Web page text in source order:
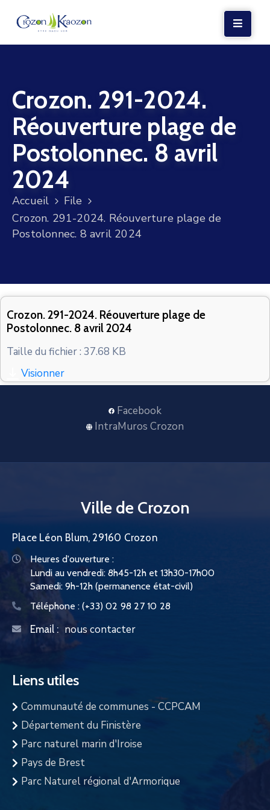
VIE
LOCALE
VIE
SOCIALE
TERRE
ET
MER
VOS
Crozon. 291-2024.
Réouverture plage de
Postolonnec. 8 avril
2024
Accueil
File
Crozon. 291-2024. Réouverture plage de
Postolonnec. 8 avril 2024
Crozon. 291-2024. Réouverture plage de
Postolonnec. 8 avril 2024
Taille du fichier : 37.68 KB
Visionner
Facebook
IntraMuros Crozon
Ville de Crozon
Place Léon Blum, 29160 Crozon
Heures d'ouverture :
Lundi au vendredi: 8h45-12h et 13h30-17h00
Samedi: 9h-12h (permanence état-civil)
Téléphone : (+33) 02 98 27 10 28
Email : nous contacter
Liens utiles
Communauté de communes - CCPCAM
Département du Finistère
Parc naturel marin d'Iroise
Pays de Brest
Parc Naturel régional d'Armorique